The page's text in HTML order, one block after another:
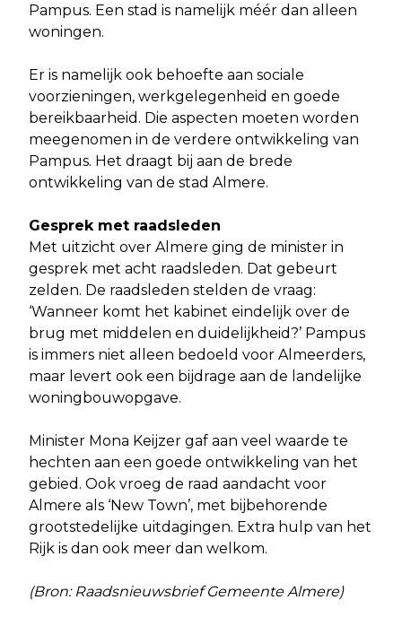
Pampus. Een stad is namelijk méér dan alleen
woningen.
Er is namelijk ook behoefte aan sociale
voorzieningen, werkgelegenheid en goede
bereikbaarheid. Die aspecten moeten worden
meegenomen in de verdere ontwikkeling van
Pampus. Het draagt bij aan de brede
ontwikkeling van de stad Almere.
Gesprek met raadsleden
Met uitzicht over Almere ging de minister in
gesprek met acht raadsleden. Dat gebeurt
zelden. De raadsleden stelden de vraag:
‘Wanneer komt het kabinet eindelijk over de
brug met middelen en duidelijkheid?’ Pampus
is immers niet alleen bedoeld voor Almeerders,
maar levert ook een bijdrage aan de landelijke
woningbouwopgave.
Minister Mona Keijzer gaf aan veel waarde te
hechten aan een goede ontwikkeling van het
gebied. Ook vroeg de raad aandacht voor
Almere als ‘New Town’, met bijbehorende
grootstedelijke uitdagingen. Extra hulp van het
Rijk is dan ook meer dan welkom.
(Bron: Raadsnieuwsbrief Gemeente Almere)